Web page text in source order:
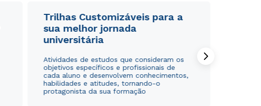
Trilhas Customizáveis para a
sua melhor jornada
universitária
Atividades de estudos que consideram os
objetivos específicos e profissionais de
cada aluno e desenvolvem conhecimentos,
habilidades e atitudes, tornando-o
protagonista da sua formação
WhatsApp
ou
WhatsApp
ou